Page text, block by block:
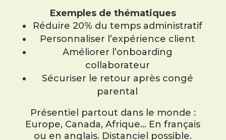
Exemples de thématiques
Réduire 20% du temps administratif
Personnaliser l’expérience client
Améliorer l’onboarding
collaborateur
Sécuriser le retour après congé
parental
Présentiel partout dans le monde :
Europe, Canada, Afrique… En français
ou en anglais. Distanciel possible.